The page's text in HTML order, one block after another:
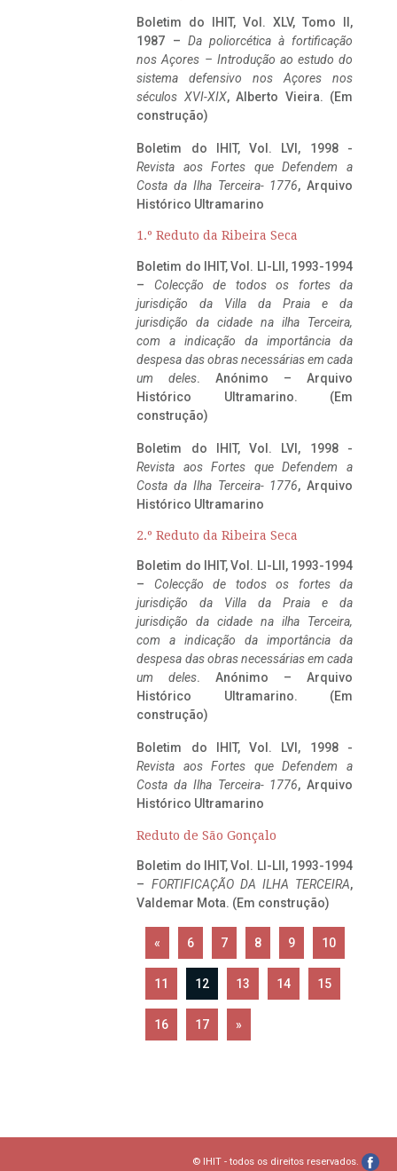
Boletim do IHIT, Vol. XLV, Tomo II,
1987 – Da poliorcética à fortificação
nos Açores – Introdução ao estudo do
sistema defensivo nos Açores nos
séculos XVI-XIX, Alberto Vieira. (Em
construção)
Boletim do IHIT, Vol. LVI, 1998 -
Revista aos Fortes que Defendem a
Costa da Ilha Terceira- 1776, Arquivo
Histórico Ultramarino
1.º Reduto da Ribeira Seca
Boletim do IHIT, Vol. LI-LII, 1993-1994
– Colecção de todos os fortes da
jurisdição da Villa da Praia e da
jurisdição da cidade na ilha Terceira,
com a indicação da importância da
despesa das obras necessárias em cada
um deles. Anónimo – Arquivo
Histórico Ultramarino. (Em
construção)
Boletim do IHIT, Vol. LVI, 1998 -
Revista aos Fortes que Defendem a
Costa da Ilha Terceira- 1776, Arquivo
Histórico Ultramarino
2.º Reduto da Ribeira Seca
Boletim do IHIT, Vol. LI-LII, 1993-1994
– Colecção de todos os fortes da
jurisdição da Villa da Praia e da
jurisdição da cidade na ilha Terceira,
com a indicação da importância da
despesa das obras necessárias em cada
um deles. Anónimo – Arquivo
Histórico Ultramarino. (Em
construção)
Boletim do IHIT, Vol. LVI, 1998 -
Revista aos Fortes que Defendem a
Costa da Ilha Terceira- 1776, Arquivo
Histórico Ultramarino
Reduto de São Gonçalo
Boletim do IHIT, Vol. LI-LII, 1993-1994
– FORTIFICAÇÃO DA ILHA TERCEIRA,
Valdemar Mota. (Em construção)
« 6 7 8 9 10
11 12 13 14 15
16 17 »
© IHIT - todos os direitos reservados.